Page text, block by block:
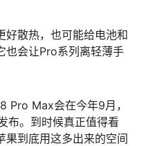
好散热，也可能给电池和
也会让Pro系列离轻薄手
Pro Max会在今年9月，
布。到时候真正值得看
果到底用这多出来的空间